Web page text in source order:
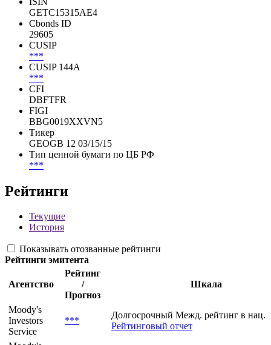
Идентификаторы
ISIN
GETC15315AE4
Cbonds ID
29605
CUSIP
***
CUSIP 144A
***
CFI
DBFTFR
FIGI
BBG0019XXVN5
Тип ценной бумаги по ЦБ РФ
Рейтинги
Текущие
Показывать отозванные рейтинги
Рейтинги эмитента
Агентство
Рейтинг
Шкала